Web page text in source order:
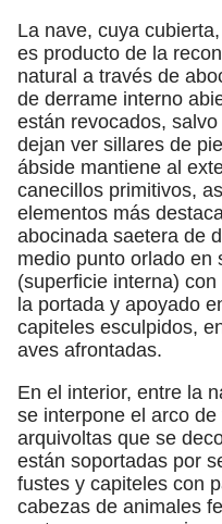
La nave, cuya
es producto de la
natural a través de
de derrame interno
están revocados,
dejan ver sillares de
ábside mantiene al
canecillos primitivos,
elementos más
abocinada saetera de
medio punto orlado en
(superficie interna)
la portada y apoyado
capiteles esculpidos,
aves afrontadas.
En el interior, entre la
se interpone el arco
arquivoltas que se
están soportadas por
fustes y capiteles con
cabezas de animales